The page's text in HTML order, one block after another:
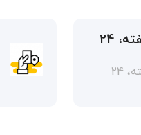
7 روز هفته، 24
7 روز هفته، 24